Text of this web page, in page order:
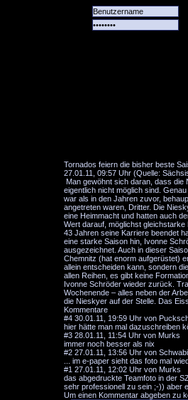
Tornados feiern die bisher beste
27.01.11, 09:57 Uhr (Quelle:
Man gewöhnt sich daran, dass die
eigentlich nicht möglich sind.
war als in den Jahren zuvor,
angetreten waren, Dritter. Die
eine Heimmacht und hatten auch
Wert darauf, möglichst
43 Jahren seine Karriere beendet
eine starke Saison hin, Ivonne
ausgezeichnet. Auch in dieser
Chemnitz (hat enorm aufgerüstet)
allein entscheiden kann, sondern
allen Reihen, es gibt keine
Ivonne Schröder wieder zurück.
Wochenende – alles neben der
die Nieskyer auf der Stelle. Das
Kommentare
#4 30.01.11, 19:59 Uhr von
hier hätte man mal dazuschreiben
#3 28.01.11, 11:54 Uhr von Murks
immer noch besser als nix
#2 27.01.11, 13:56 Uhr von Schwabi
... im e-paper sieht das foto mal
#1 27.01.11, 12:02 Uhr von Murks
das abgedruckte Teamfoto in der
sehr professionell zu sein ;-)) aber
Um einen Kommentar abgeben zu